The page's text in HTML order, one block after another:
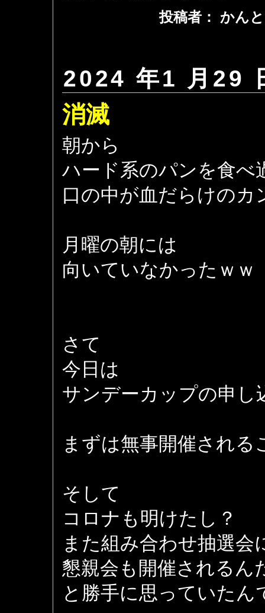
投稿者： かん
2024 年1 月29
消滅
朝から
ハード系のパンを食べ
口の中が血だらけのカ
月曜の朝には
向いていなかったｗｗ
さて
今日は
サンデーカップの申し
まずは無事開催される
そして
コロナも明けたし？
また組み合わせ抽選会
懇親会も開催されるん
と勝手に思っていたん